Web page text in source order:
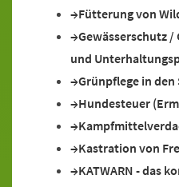
Fütterung von
Gewässerschutz
und
Grünpflege in
Hundesteuer
Kastration von
KATWARN - das